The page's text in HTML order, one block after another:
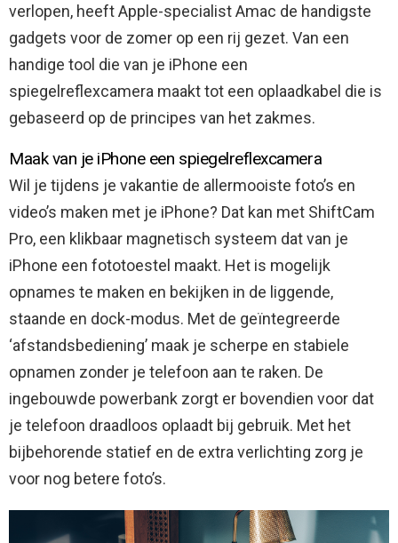
verlopen, heeft Apple-specialist Amac de handigste
gadgets voor de zomer op een rij gezet. Van een
handige tool die van je iPhone een
spiegelreflexcamera maakt tot een oplaadkabel die is
gebaseerd op de principes van het zakmes.
Maak van je iPhone een spiegelreflexcamera
Wil je tijdens je vakantie de allermooiste foto’s en
video’s maken met je iPhone? Dat kan met ShiftCam
Pro, een klikbaar magnetisch systeem dat van je
iPhone een fototoestel maakt. Het is mogelijk
opnames te maken en bekijken in de liggende,
staande en dock-modus. Met de geïntegreerde
‘afstandsbediening’ maak je scherpe en stabiele
opnamen zonder je telefoon aan te raken. De
ingebouwde powerbank zorgt er bovendien voor dat
je telefoon draadloos oplaadt bij gebruik. Met het
bijbehorende statief en de extra verlichting zorg je
voor nog betere foto’s.